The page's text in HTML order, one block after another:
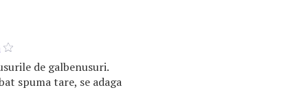
de galbenusuri.
spuma tare, se adaga